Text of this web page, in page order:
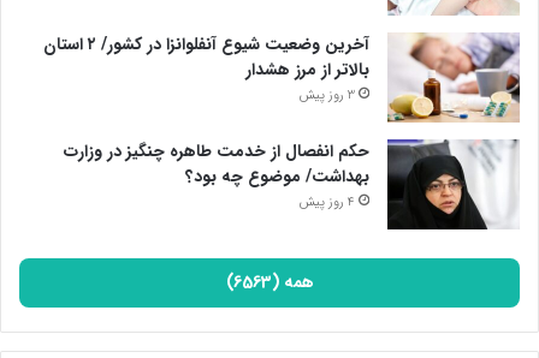
آخرین وضعیت شیوع آنفلوانزا در کشور/ ۲ استان
بالاتر از مرز هشدار
3 روز پیش
حکم انفصال از خدمت طاهره چنگیز در وزارت
بهداشت/ موضوع چه بود؟
4 روز پیش
همه (6563)